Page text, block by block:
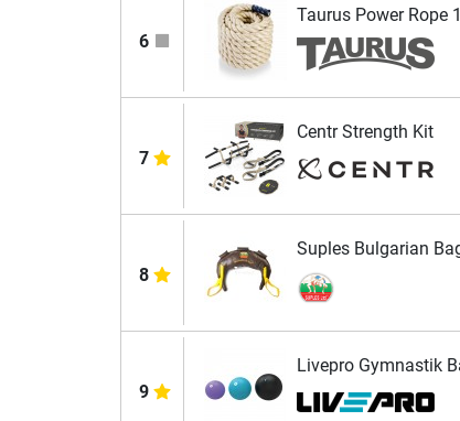
6
Taurus Power Rope
7
Centr Strength Kit
8
Suples Bulgarian
9
Livepro Gymnastik